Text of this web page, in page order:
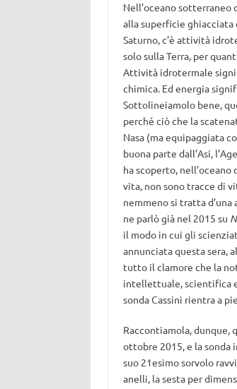
Nell’oceano sotterraneo
alla superficie ghiacciata
Saturno, c’è attività
solo sulla Terra, per
Attività idrotermale
chimica. Ed energia
Sottolineiamolo bene,
perché ciò che la
Nasa (ma equipaggiata
buona parte dall’Asi,
ha scoperto, nell’oceano
vita, non sono tracce di
nemmeno si tratta d’una
ne parlò già nel 2015 su
il modo in cui gli
annunciata questa sera,
tutto il clamore che la
intellettuale, scientifica
sonda Cassini rientra a
Raccontiamola, dunque,
ottobre 2015, e la sonda
suo 21esimo sorvolo
anelli, la sesta per